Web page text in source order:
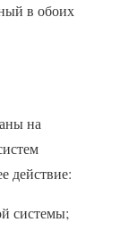
в обоих
на
действие:
системы;